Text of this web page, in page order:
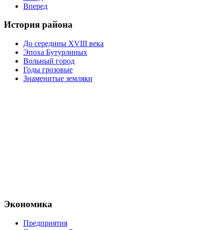
Вперед
История района
До середины XVIII века
Эпоха Бутурлиных
Вольный город
Годы грозовые
Знаменитые земляки
Экономика
Предприятия